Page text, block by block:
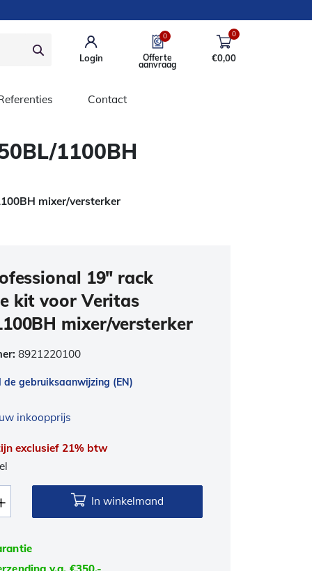
Login
0
Offerte
aanvraag
0
€0,00
Contact
1100BH
mixer/versterker
19″ rack
kit voor Veritas
mixer/versterker
8921220100
de gebruiksaanwijzing (EN)
inkoopprijs
exclusief 21% btw
In winkelmand